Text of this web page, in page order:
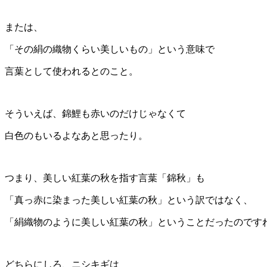
または、
「その絹の織物くらい美しいもの」という意味で
言葉として使われるとのこと。
そういえば、錦鯉も赤いのだけじゃなくて
白色のもいるよなあと思ったり。
つまり、美しい紅葉の秋を指す言葉「錦秋」も
「真っ赤に染まった美しい紅葉の秋」という訳ではなく、
「絹織物のように美しい紅葉の秋」ということだったのです
どちらにしろ、ニシキギは